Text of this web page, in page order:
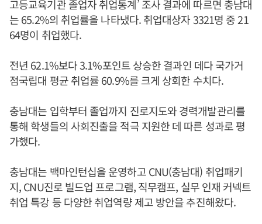
고등교육기관 졸업자 취업통계’ 조사 결과에 따르면 충남대
는 65.2%의 취업률을 나타냈다. 취업대상자 3321명 중 21
64명이 취업했다.
전년 62.1%보다 3.1%포인트 상승한 결과인 데다 국가거
점국립대 평균 취업률 60.9%를 크게 상회한 수치다.
충남대는 입학부터 졸업까지 진로지도와 경력개발관리를
통해 학생들의 사회진출을 적극 지원한 데 따른 성과로 평
가했다.
충남대는 백마인턴십을 운영하고 CNU(충남대) 취업패키
지, CNU진로 빌드업 프로그램, 직무캠프, 실무 인재 커넥트
취업 특강 등 다양한 취업역량 제고 방안을 추진해왔다.